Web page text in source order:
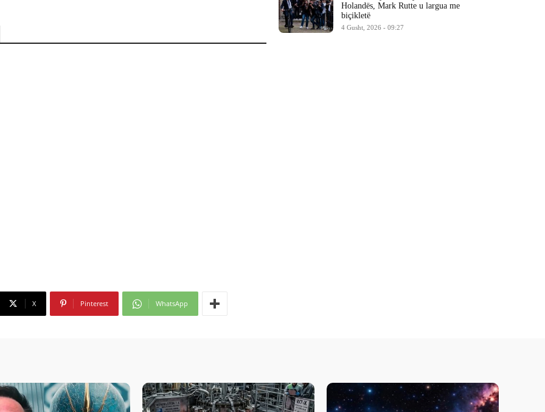
X Pinterest WhatsApp
Holandës, Mark Rutte u largua me
biçikletë
4 Gusht, 2026 - 09:27